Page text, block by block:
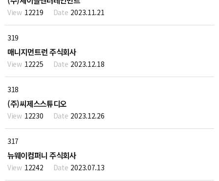
12219 2023.11.21
319
매니지먼트런 주식회사
12225 2023.12.18
318
(주)씨제스스튜디오
12230 2023.12.26
317
뉴웨이컴퍼니 주식회사
12242 2023.07.13